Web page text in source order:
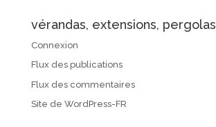
vérandas, extensions, pergolas
Connexion
Flux des publications
Flux des commentaires
Site de WordPress-FR